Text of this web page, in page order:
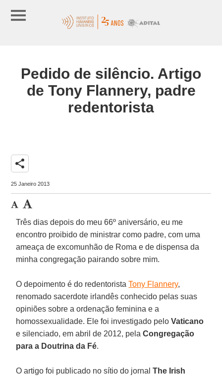
Pedido de silêncio. Artigo
de Tony Flannery, padre
redentorista
share
25 Janeiro 2013
Três dias depois do meu 66º aniversário, eu me
encontro proibido de ministrar como padre, com uma
ameaça de excomunhão de Roma e de dispensa da
minha congregação pairando sobre mim.
O depoimento é do redentoristaTony Flannery,
renomado sacerdote irlandês conhecido pelas suas
opiniões sobre a ordenação feminina e a
homossexualidade. Ele foi investigado peloVaticano
e silenciado, em abril de 2012, pelaCongregação
para a Doutrina da Fé.
O artigo foi publicado no sítio do jornalThe Irish